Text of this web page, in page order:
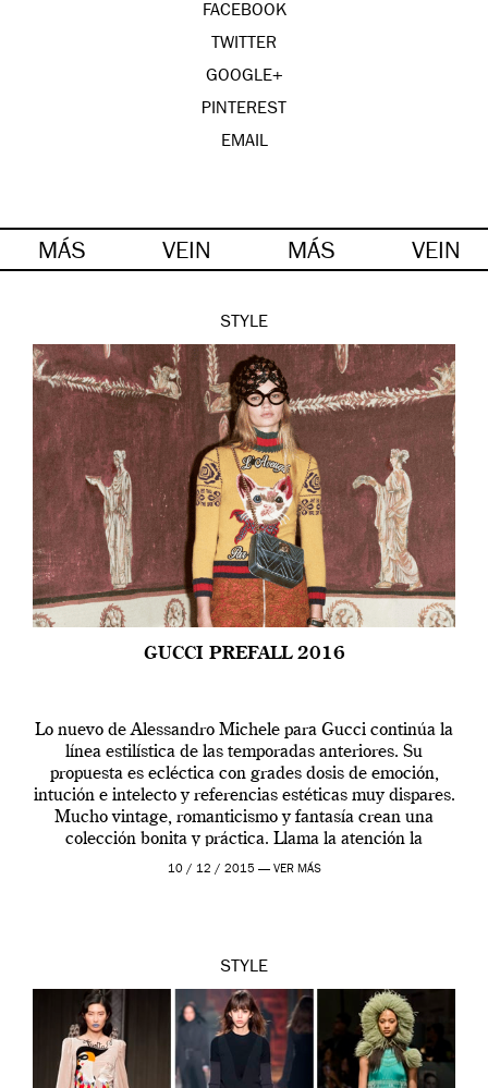
FACEBOOK
TWITTER
GOOGLE+
PINTEREST
EMAIL
MÁS VEIN MÁS VEIN
STYLE
GUCCI PREFALL 2016
Lo nuevo de Alessandro Michele para Gucci continúa la
línea estilística de las temporadas anteriores. Su
propuesta es ecléctica con grades dosis de emoción,
intución e intelecto y referencias estéticas muy dispares.
Mucho vintage, romanticismo y fantasía crean una
colección bonita y práctica. Llama la atención la
importancia dada a los tricots con jacquard que
10 / 12 / 2015 — VER MÁS
STYLE